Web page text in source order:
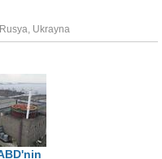
Rusya Ukrayna